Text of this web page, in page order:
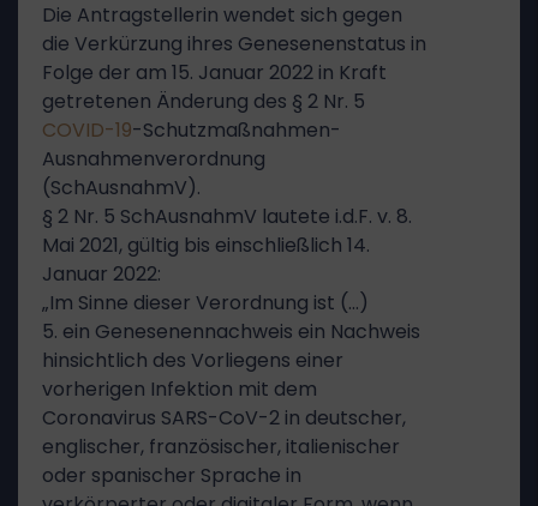
Die Antragstellerin wendet sich gegen
die Verkürzung ihres Genesenenstatus in
Folge der am 15. Januar 2022 in Kraft
getretenen Änderung des § 2 Nr. 5
COVID-19-Schutzmaßnahmen-
Ausnahmenverordnung
(SchAusnahmV).
§ 2 Nr. 5 SchAusnahmV lautete i.d.F. v. 8.
Mai 2021, gültig bis einschließlich 14.
Januar 2022:
„Im Sinne dieser Verordnung ist (…)
5. ein Genesenennachweis ein Nachweis
hinsichtlich des Vorliegens einer
vorherigen Infektion mit dem
Coronavirus SARS-CoV-2 in deutscher,
englischer, französischer, italienischer
oder spanischer Sprache in